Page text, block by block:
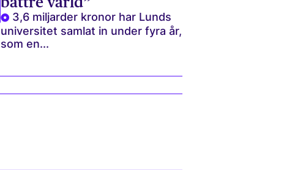
3,6 miljarder kronor har Lunds
universitet samlat in under fyra år,
som en...